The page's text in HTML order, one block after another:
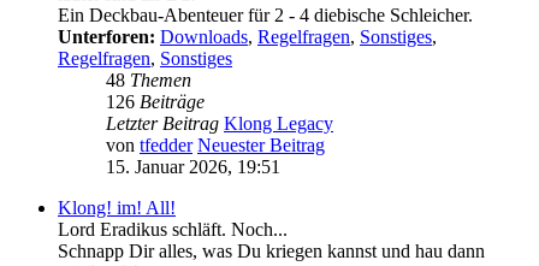
Ein Deckbau-Abenteuer für 2 - 4 diebische Schleicher.
Unterforen: Downloads, Regelfragen, Sonstiges,
Regelfragen, Sonstiges
48 Themen
126 Beiträge
Letzter Beitrag Klong Legacy
von tfedder Neuester Beitrag
15. Januar 2026, 19:51
Klong! im! All!
Lord Eradikus schläft. Noch...
Schnapp Dir alles, was Du kriegen kannst und hau dann